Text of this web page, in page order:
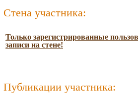
Стена участника:
Только зарегистрированные
записи на стене!
Публикации участника: